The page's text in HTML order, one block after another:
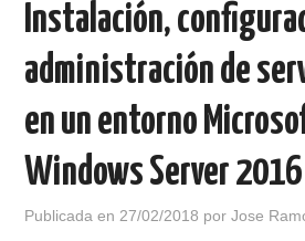
POLÍTICA DE PRIVACIDAD
Instalación,
administración de
en un entorno
Windows Server 2016
Publicada en 27/02/2018 porJose